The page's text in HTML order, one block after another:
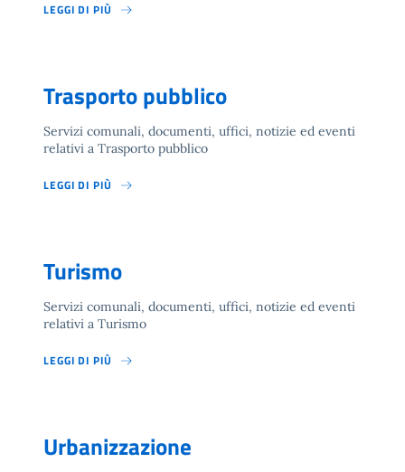
LEGGI DI PIÙ
Trasporto pubblico
Servizi comunali, documenti, uffici, notizie ed eventi
relativi a Trasporto pubblico
LEGGI DI PIÙ
Turismo
Servizi comunali, documenti, uffici, notizie ed eventi
relativi a Turismo
LEGGI DI PIÙ
Urbanizzazione